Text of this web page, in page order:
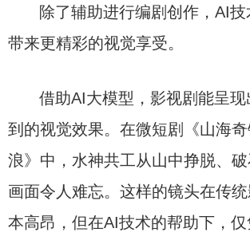
除了辅助进行编剧创作，AI
带来更精彩的视觉享受。
借助AI大模型，影视剧能呈
到的视觉效果。在微短剧《山海
浪》中，水神共工从山中挣脱、
画面令人难忘。这样的镜头在传
本高昂，但在AI技术的帮助下，